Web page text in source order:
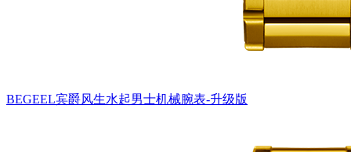
BEGEEL宾爵风生水起男士机械腕表-升级版